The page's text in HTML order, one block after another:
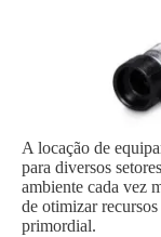
A locação de
para diversos
ambiente cada vez
de otimizar
primordial.